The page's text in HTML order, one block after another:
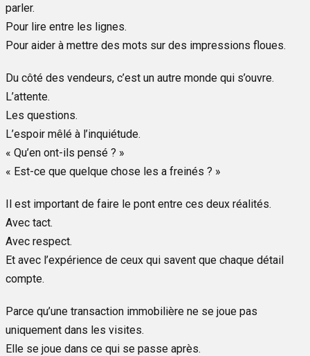
parler.
Pour lire entre les lignes.
Pour aider à mettre des mots sur des impressions floues.
Du côté des vendeurs, c’est un autre monde qui s’ouvre.
L’attente.
Les questions.
L’espoir mêlé à l’inquiétude.
« Qu’en ont-ils pensé ? »
« Est-ce que quelque chose les a freinés ? »
Il est important de faire le pont entre ces deux réalités.
Avec tact.
Avec respect.
Et avec l’expérience de ceux qui savent que chaque détail
compte.
Parce qu’une transaction immobilière ne se joue pas
uniquement dans les visites.
Elle se joue dans ce qui se passe après.